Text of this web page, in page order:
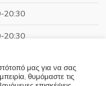
20:30
20:30
μας για να σας
θυμόμαστε τις